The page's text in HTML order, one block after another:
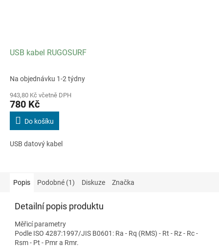
USB kabel RUGOSURF
Na objednávku 1-2 týdny
943,80 Kč včetně DPH
780 Kč
Do košíku
USB datový kabel
Popis Podobné (1) Diskuze Značka
Detailní popis produktu
Měřicí parametry
Podle ISO 4287:1997/JIS B0601: Ra - Rq (RMS) - Rt - Rz - Rc -
Rsm - Pt - Pmr a Rmr.